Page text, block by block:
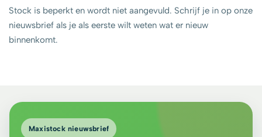
Stock is beperkt en wordt niet aangevuld. Schrijf je in op onze
nieuwsbrief als je als eerste wilt weten wat er nieuw
binnenkomt.
Maxistock nieuwsbrief